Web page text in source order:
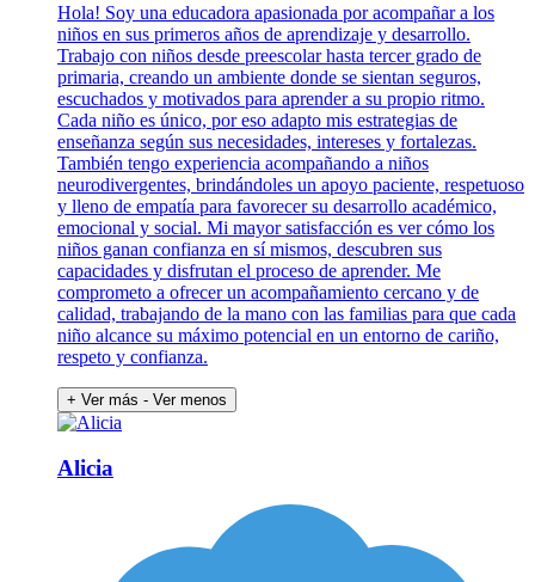
Hola! Soy una educadora apasionada por acompañar a los
niños en sus primeros años de aprendizaje y desarrollo.
Trabajo con niños desde preescolar hasta tercer grado de
primaria, creando un ambiente donde se sientan seguros,
escuchados y motivados para aprender a su propio ritmo.
Cada niño es único, por eso adapto mis estrategias de
enseñanza según sus necesidades, intereses y fortalezas.
También tengo experiencia acompañando a niños
neurodivergentes, brindándoles un apoyo paciente, respetuoso
y lleno de empatía para favorecer su desarrollo académico,
emocional y social. Mi mayor satisfacción es ver cómo los
niños ganan confianza en sí mismos, descubren sus
capacidades y disfrutan el proceso de aprender. Me
comprometo a ofrecer un acompañamiento cercano y de
calidad, trabajando de la mano con las familias para que cada
niño alcance su máximo potencial en un entorno de cariño,
respeto y confianza.
+ Ver más - Ver menos
Alicia